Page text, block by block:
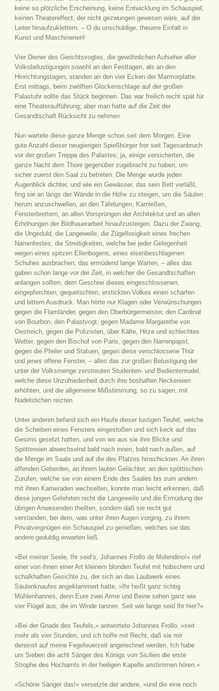
keine so plötzliche Erscheinung, keine Entwicklung im Schauspiel,
keinen Theatereffect, der nicht gezwungen gewesen wäre, auf der
Leiter hinaufzuklettern. – O du unschuldige, theuere Einfalt in
Kunst und Maschinerien!
Vier Diener des Gerichtsvogtes, die gewöhnlichen Aufseher aller
Volksbelustigungen sowohl an den Festtagen, als an den
Hinrichtungstagen, standen an den vier Ecken der Marmorplatte.
Erst mittags, beim zwölften Glockenschlage auf der großen
Palastuhr sollte das Stück beginnen. Das war freilich recht spät für
eine Theateraufführung; aber man hatte auf die Zeit der
Gesandtschaft Rücksicht zu nehmen.
Nun wartete diese ganze Menge schon seit dem Morgen. Eine
gute Anzahl dieser neugierigen Spießbürger fror seit Tagesanbruch
vor der großen Treppe des Palastes; ja, einige versicherten, die
ganze Nacht dem Thore gegenüber zugebracht zu haben, um
sicher zuerst den Saal zu betreten. Die Menge wurde jeden
Augenblick dichter, und wie ein Gewässer, das sein Bett verläßt,
fing sie an längs der Wände in die Höhe zu steigen, um die Säulen
herum anzuschwellen, an den Täfelungen, Karnießen,
Fensterbrettern, an allen Vorsprüngen der Architektur und an allen
Erhöhungen der Bildhauerarbeit hinaufzusteigen. Dazu der Zwang,
die Ungeduld, die Langeweile, die Zügellosigkeit eines frechen
Narrenfestes, die Streitigkeiten, welche bei jeder Gelegenheit
wegen eines spitzen Ellenbogens, eines eisenbeschlagenen
Schuhes ausbrachen, das ermüdend lange Warten, – alles das
gaben schon lange vor der Zeit, in welcher die Gesandtschaften
anlangen sollten, dem Geschrei dieses eingeschlossenen,
eingepferchten, gequetschten, erstickten Volkes einen scharfen
und bittern Ausdruck. Man hörte nur Klagen oder Verwünschungen
gegen die Flamländer, gegen den Oberbürgermeister, den Cardinal
von Bourbon, den Palastvogt, gegen Madame Margarethe von
Oestreich, gegen die Polizisten, über Kälte, Hitze und schlechtes
Wetter, gegen den Bischof von Paris, gegen den Narrenpapst,
gegen die Pfeiler und Statuen, gegen diese verschlossene Thür
und jenes offene Fenster, – alles das zur großen Belustigung der
unter der Volksmenge zerstreuten Studenten- und Bedientenrudel,
welche diese Unzufriedenheit durch ihre boshaften Neckereien
erhöhten, und die allgemeine Mißstimmung, so zu sagen, mit
Nadelstichen reizten.
Unter anderen befand sich ein Haufe dieser lustigen Teufel, welche
die Scheiben eines Fensters eingestoßen und sich keck auf das
Gesims gesetzt hatten, und von wo aus sie ihre Blicke und
Spöttereien abwechselnd bald nach innen, bald nach außen, auf
die Menge im Saale und auf die des Platzes hinschickten. An ihren
äffenden Geberden, an ihrem lauten Gelächter, an den spöttischen
Zurufen, welche sie von einem Ende des Saales bis zum andern
mit ihren Kameraden wechselten, konnte man leicht erkennen, daß
diese jungen Gelehrten nicht die Langeweile und die Ermüdung der
übrigen Anwesenden theilten, sondern daß sie recht gut
verstanden, bei dem, was unter ihren Augen vorging, zu ihrem
Privatvergnügen ein Schauspiel zu genießen, welches sie das
andere geduldig erwarten ließ.
»Bei meiner Seele, Ihr seid’s, Johannes Frollo de Molendino!« rief
einer von ihnen einer Art kleinem blonden Teufel mit hübschem und
schalkhaften Gesichte zu, der sich an das Laubwerk eines
Säulenknaufes angeklammert hatte, »Ihr heißt ganz richtig
Mühlenhannes, denn Eure zwei Arme und Beine sehen ganz wie
vier Flügel aus, die im Winde tanzen. Seit wie lange seid Ihr hier?«
»Bei der Gnade des Teufels,« antwortete Johannes Frollo, »seit
mehr als vier Stunden, und ich hoffe mit Recht, daß sie mir
dereinst auf meine Fegefeuerzeit angerechnet werden. Ich habe
um Sieben die acht Sänger des Königs von Sicilien die erste
Strophe des Hochamts in der heiligen Kapelle anstimmen hören.«
»Schöne Sänger das!« versetzte der andere, »und die eine noch